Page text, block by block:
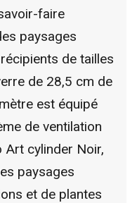
faire
paysages
de tailles
de 28,5 cm de
est équipé
de ventilation
Art cylinder Noir,
paysages
et de plantes